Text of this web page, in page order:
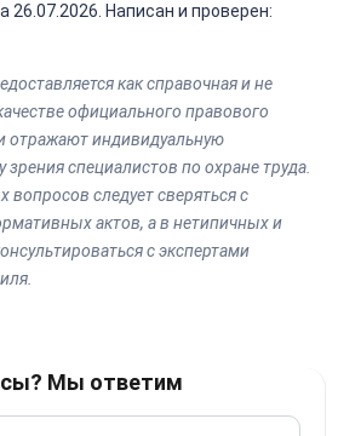
26.07.2026 . Написан и проверен:
как справочная и не
официального правового
отражают индивидуальную
специалистов по охране труда.
следует сверяться с
актов, а в нетипичных и
с экспертами
Мы ответим